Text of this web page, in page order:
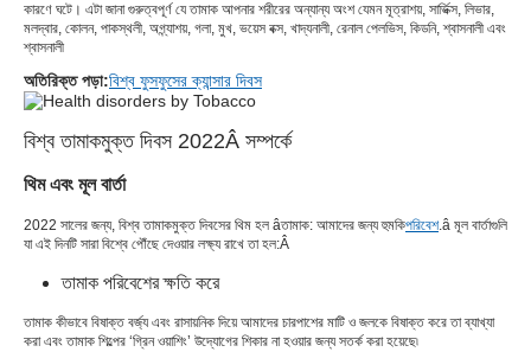
কারণে ঘটে। এটা জানা গুরুত্বপূর্ণ যে তামাক আপনার শরীরের অন্যান্য অংশ যেমন মূত্রাশয়, সার্ভিক্স, লিভার,
মলদ্বার, কোলন, পাকস্থলী, অগ্ন্যাশয়, গলা, মুখ, ভয়েস বক্স, খাদ্যনালী, রেনাল পেলভিস, কিডনি, শ্বাসনালী এবং
শ্বাসনালী
অতিরিক্ত পড়া:বিশ্ব ফুসফুসের ক্যান্সার দিবস
বিশ্ব তামাকমুক্ত দিবস 2022Â সম্পর্কে
থিম এবং মূল বার্তা
2022 সালের জন্য, বিশ্ব তামাকমুক্ত দিবসের থিম হল âতামাক: আমাদের জন্য হুমকিপরিবেশ.â মূল বার্তাগুলি
যা এই দিনটি সারা বিশ্বে পৌঁছে দেওয়ার লক্ষ্য রাখে তা হল:Â
তামাক পরিবেশের ক্ষতি করে
তামাক কীভাবে বিষাক্ত বর্জ্য এবং রাসায়নিক দিয়ে আমাদের চারপাশের মাটি ও জলকে বিষাক্ত করে তা ব্যাখ্যা
করা এবং তামাক শিল্পের ‘গ্রিন ওয়াশিং’ উদ্যোগের শিকার না হওয়ার জন্য সতর্ক করা হয়েছে৷